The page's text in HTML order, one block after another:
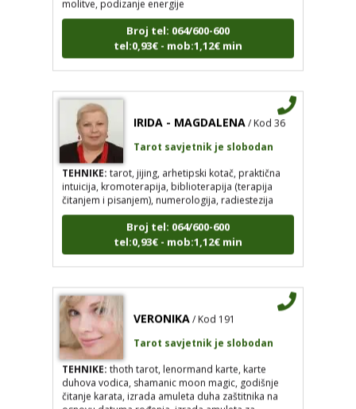
Broj tel: 064/600-600
tel:0,93€ - mob:1,12€ min
Tarot savjetnik je slobodan
TEHNIKE:tarot, jijing, arhetipski kotač, praktična
intuicija, kromoterapija, biblioterapija (terapija
čitanjem i pisanjem), numerologija, radiestezija
Broj tel: 064/600-600
tel:0,93€ - mob:1,12€ min
Tarot savjetnik je slobodan
TEHNIKE: thoth tarot, lenormand karte, karte
duhova vodica, shamanic moon magic, godišnje
čitanje karata, izrada amuleta duha zaštitnika na
osnovu datuma rođenja, izrada amuleta za
poslovna, ljubavna i druga područja